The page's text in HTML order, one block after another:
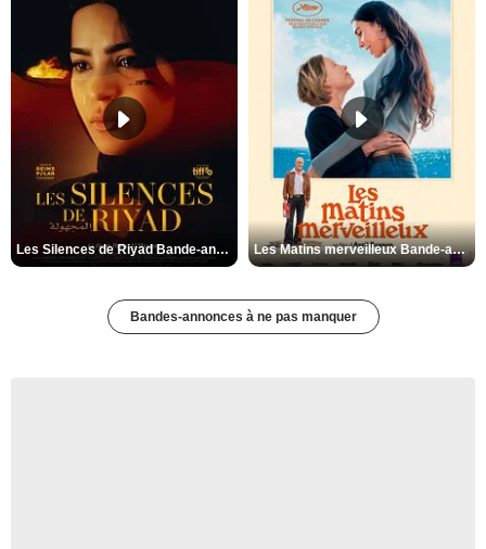
Les Silences de Riyad Bande-annonce VO STFR Les Matins merveilleux Bande-annonce VF
Bandes-annonces à ne pas manquer